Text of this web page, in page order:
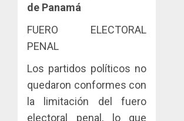
de Panamá
FUERO ELECTORAL
PENAL
Los partidos políticos no
quedaron conformes con
la limitación del fuero
electoral penal, lo que